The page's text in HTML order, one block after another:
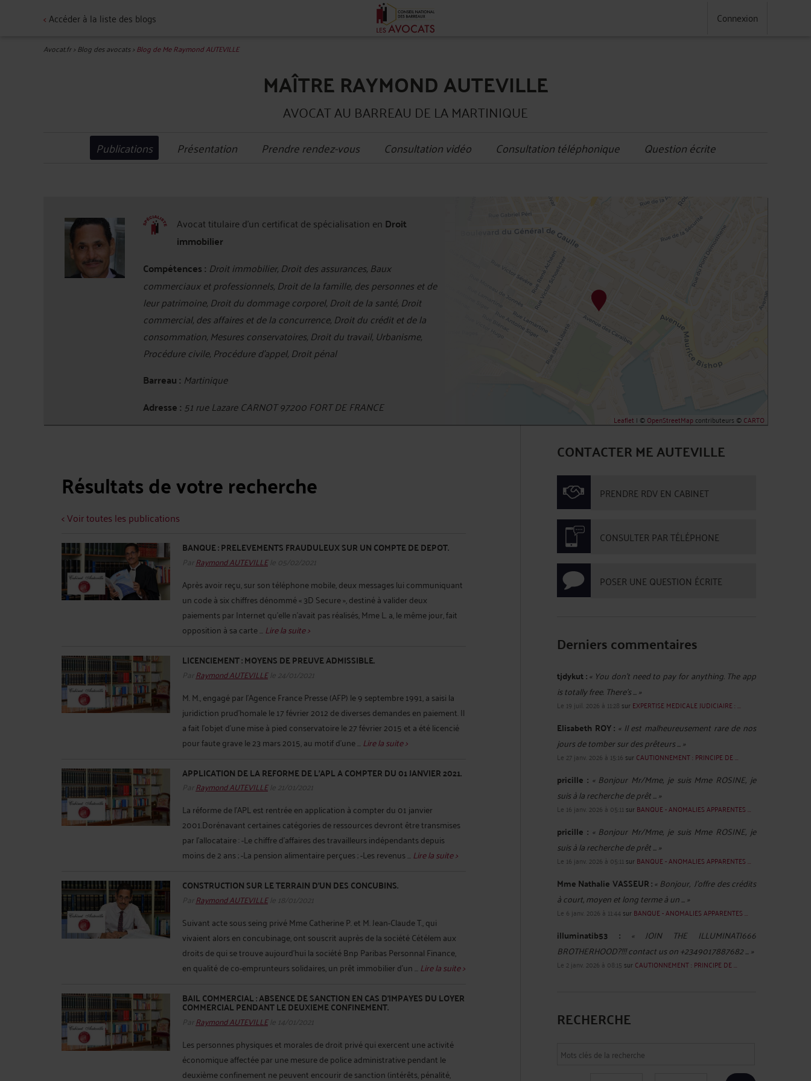
<Accéder à la liste des blogs Connexion
Avocat.fr>Blog des avocats>Blog de Me Raymond AUTEVILLE
MAÎTRE RAYMOND AUTEVILLE
AVOCAT AU BARREAU DE LA MARTINIQUE
Publications Présentation Prendre rendez-vous Consultation vidéo Consultation téléphonique Question écrite
Avocat titulaire d'un certificat de spécialisation en Droit
immobilier
Compétences : Droit immobilier, Droit des assurances, Baux
commerciaux et professionnels, Droit de la famille, des personnes et de
leur patrimoine, Droit du dommage corporel, Droit de la santé, Droit
commercial, des affaires et de la concurrence, Droit du crédit et de la
consommation, Mesures conservatoires, Droit du travail, Urbanisme,
Procédure civile, Procédure d'appel, Droit pénal
Barreau : Martinique
Adresse : 51 rue Lazare CARNOT 97200 FORT DE FRANCE
Leaflet | ©OpenStreetMapcontributeurs ©CARTO
Résultats de votre recherche
< Voir toutes les publications
BANQUE : PRELEVEMENTS FRAUDULEUX SUR UN COMPTE DE DEPOT.
Par Raymond AUTEVILLEle 05/02/2021
Après avoir reçu, sur son téléphone mobile, deux messages lui communiquant
un code à six chiffres dénommé « 3D Secure », destiné à valider deux
paiements par Internet qu'elle n'avait pas réalisés, Mme L. a, le même jour, fait
opposition à sa carte ...Lire la suite >
LICENCIEMENT : MOYENS DE PREUVE ADMISSIBLE.
Par Raymond AUTEVILLEle 24/01/2021
M. M., engagé par l'Agence France Presse (AFP) le 9 septembre 1991, a saisi la
juridiction prud'homale le 17 février 2012 de diverses demandes en paiement. Il
a fait l'objet d'une mise à pied conservatoire le 27 février 2015 et a été licencié
pour faute grave le 23 mars 2015, au motif d'une ...Lire la suite >
APPLICATION DE LA REFORME DE L’APL A COMPTER DU 01 JANVIER 2021.
Par Raymond AUTEVILLEle 21/01/2021
La réforme de l’APL est rentrée en application à compter du 01 janvier
2001.Dorénavant certaines catégories de ressources devront être transmises
par l'allocataire : -Le chiffre d'affaires des travailleurs indépendants depuis
moins de 2 ans ; -La pension alimentaire perçues ; -Les revenus ...Lire la suite >
CONSTRUCTION SUR LE TERRAIN D’UN DES CONCUBINS.
Par Raymond AUTEVILLEle 18/01/2021
Suivant acte sous seing privé Mme Catherine P. et M. Jean-Claude T., qui
vivaient alors en concubinage, ont souscrit auprès de la société Cétélem aux
droits de qui se trouve aujourd'hui la société Bnp Paribas Personnal Finance,
en qualité de co-emprunteurs solidaires, un prêt immobilier d'un ...Lire la suite >
BAIL COMMERCIAL : ABSENCE DE SANCTION EN CAS D'IMPAYES DU LOYER
COMMERCIAL PENDANT LE DEUXIEME CONFINEMENT.
Par Raymond AUTEVILLEle 14/01/2021
Les personnes physiques et morales de droit privé qui exercent une activité
économique affectée par une mesure de police administrative pendant le
deuxième confinement ne peuvent encourir de sanction (intérêts, pénalité,
CONTACTER ME AUTEVILLE
PRENDRE RDV EN CABINET
CONSULTER PAR TÉLÉPHONE
POSER UNE QUESTION ÉCRITE
Derniers commentaires
tjdykut :« You don’t need to pay for anything. The app
is totally free. There’s ... »
Le 19 juil. 2026 à 11:28 sur EXPERTISE MEDICALE JUDICIAIRE : ...
Elisabeth ROY : « Il est malheureusement rare de nos
jours de tomber sur des prêteurs ... »
Le 27 janv. 2026 à 15:16 sur CAUTIONNEMENT : PRINCIPE DE ...
pricille : « Bonjour Mr/Mme, je suis Mme ROSINE, je
suis à la recherche de prêt ... »
Le 16 janv. 2026 à 05:11 sur BANQUE - ANOMALIES APPARENTES ...
pricille : « Bonjour Mr/Mme, je suis Mme ROSINE, je
suis à la recherche de prêt ... »
Le 16 janv. 2026 à 05:11 sur BANQUE - ANOMALIES APPARENTES ...
Mme Nathalie VASSEUR :« Bonjour, J’offre des crédits
à court, moyen et long terme à un ... »
Le 6 janv. 2026 à 11:44 sur BANQUE - ANOMALIES APPARENTES ...
illuminatib53 :
« JOIN THE ILLUMINATI666
BROTHERHOOD?!!! contact us on +2349017887682 ... »
Le 2 janv. 2026 à 08:15 sur CAUTIONNEMENT : PRINCIPE DE ...
RECHERCHE